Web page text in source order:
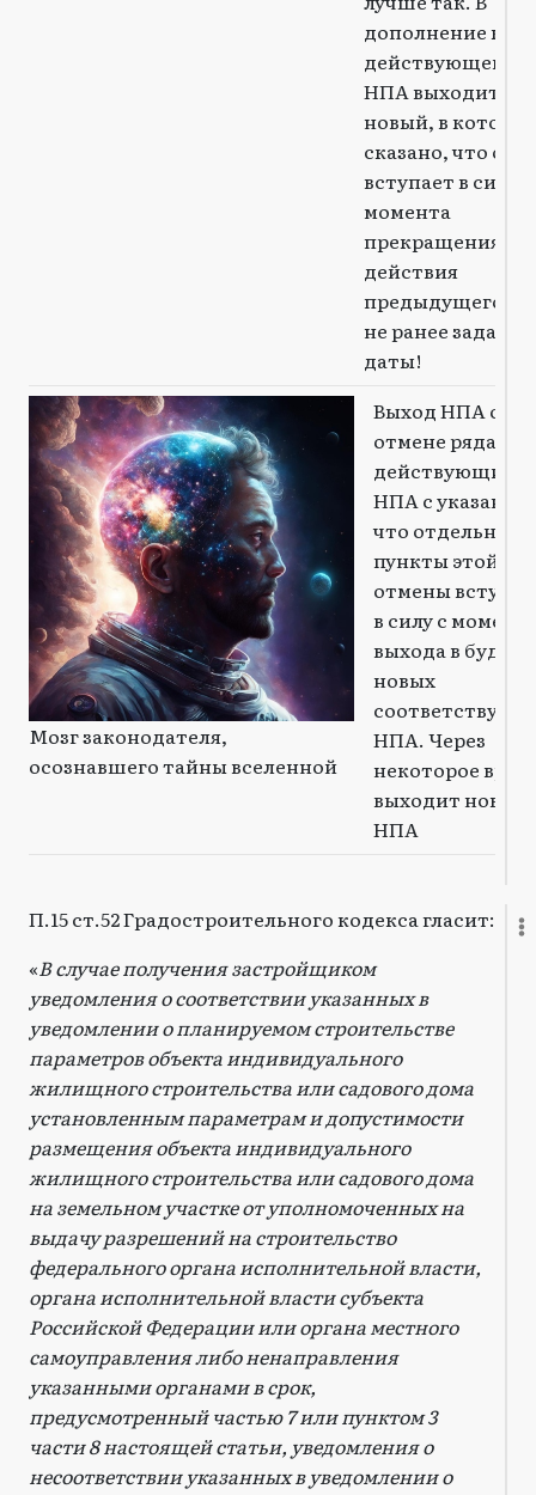
дополнение к
действующему
НПА выходит
новый, в
сказано, что он
вступает в силу с
момента
прекращения
действия
предыдущего,
не ранее
даты!
Мозг законодателя,
осознавшего тайны вселенной
Выход НПА об
отмене ряда
действующих
НПА с
что отдельные
пункты этой
отмены
в силу с
выхода в
новых
НПА. Через
некоторое
выходит новый
НПА
П.15 ст.52 Градостроительного кодекса гласит:
«В случае получения застройщиком
уведомления о соответствии указанных в
уведомлении о планируемом строительстве
параметров объекта индивидуального
жилищного строительства или садового дома
установленным параметрам и допустимости
размещения объекта индивидуального
жилищного строительства или садового дома
на земельном участке от уполномоченных на
выдачу разрешений на строительство
федерального органа исполнительной власти,
органа исполнительной власти субъекта
Российской Федерации или органа местного
самоуправления либо ненаправления
указанными органами в срок,
предусмотренный частью 7 или пунктом 3
части 8 настоящей статьи, уведомления о
несоответствии указанных в уведомлении о